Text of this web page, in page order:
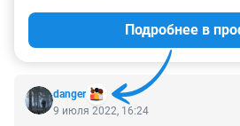
Отпустите невиновного! Не
danger
Подробнее в
9 июля 2022, 16:24